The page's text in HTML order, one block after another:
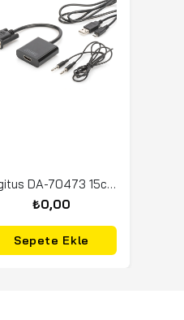
Digitus DA-70473 15cm VGA To HDMI Ses Dönüştürücü
₺0,00
Sepete Ekle